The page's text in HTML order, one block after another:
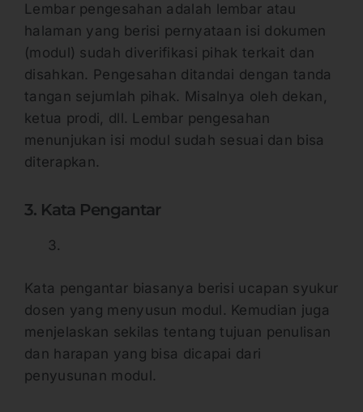
Lembar pengesahan adalah lembar atau
halaman yang berisi pernyataan isi dokumen
(modul) sudah diverifikasi pihak terkait dan
disahkan. Pengesahan ditandai dengan tanda
tangan sejumlah pihak. Misalnya oleh dekan,
ketua prodi, dll. Lembar pengesahan
menunjukan isi modul sudah sesuai dan bisa
diterapkan.
3. Kata Pengantar
Kata pengantar biasanya berisi ucapan syukur
dosen yang menyusun modul. Kemudian juga
menjelaskan sekilas tentang tujuan penulisan
dan harapan yang bisa dicapai dari
penyusunan modul.